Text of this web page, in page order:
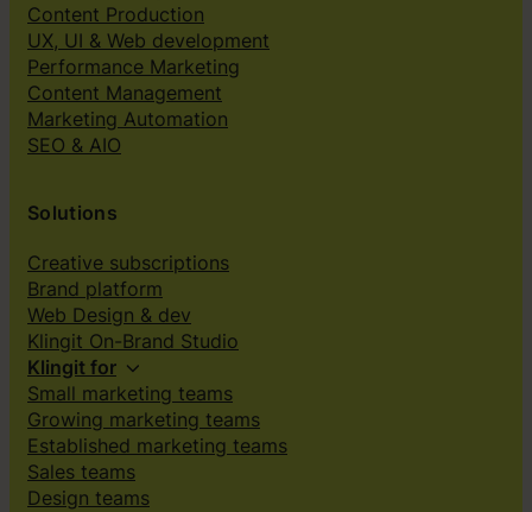
Content Production
UX, UI & Web development
Performance Marketing
Content Management
Marketing Automation
SEO & AIO
Solutions
Creative subscriptions
Brand platform
Web Design & dev
Klingit On-Brand Studio
Klingit for
Small marketing teams
Growing marketing teams
Established marketing teams
Sales teams
Design teams